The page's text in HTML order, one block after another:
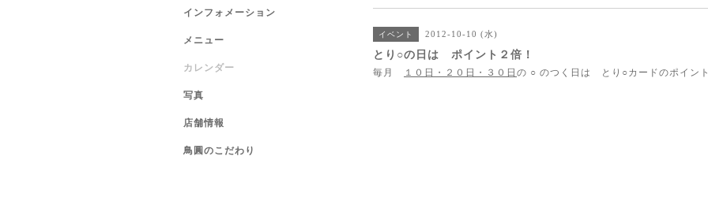
イベント 2012-10-10 (水)
とり○の日は ポイント２倍！
毎月 １０日・２０日・３０日 の ○ のつく日は とり○カードのポイント
インフォメーション
メニュー
カレンダー
写真
店舗情報
鳥圓のこだわり